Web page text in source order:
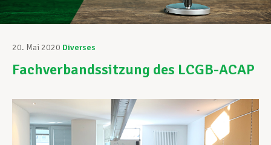
Unterstützung im Arbeitsalltag
Ihre Rechte
Unterstützung im Privatleben
20. Mai 2020 Diverses
Fachverbandssitzung des LCGB-ACAP